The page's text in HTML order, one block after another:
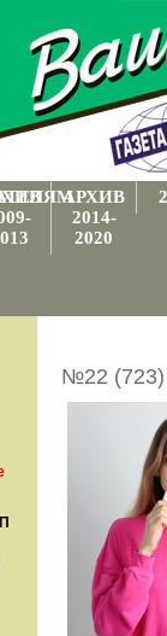
АРХИВ
2014-
2020
№22 (723)